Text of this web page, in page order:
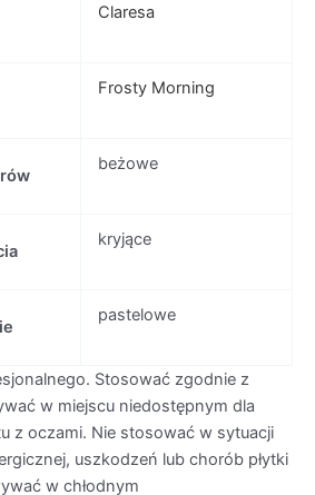
Claresa
Frosty Morning
beżowe
kryjące
pastelowe
Stosować zgodnie z
w miejscu niedostępnym dla
z oczami. Nie stosować w sytuacji
uszkodzeń lub chorób płytki
w chłodnym